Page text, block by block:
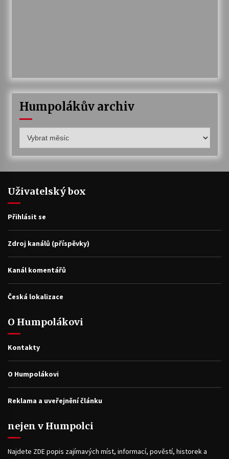
Humpolákův archiv
archiv
Uživatelský box
Přihlásit se
Zdroj kanálů (příspěvky)
Kanál komentářů
Česká lokalizace
O Humpolákovi
Kontakty
O Humpolákovi
Reklama a uveřejnění článku
nejen v Humpolci
Najdete ZDE popis zajímavých míst, informací, pověstí, historek a